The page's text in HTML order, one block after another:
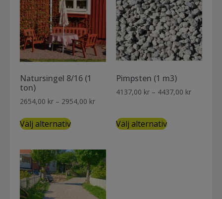
Natursingel 8/16 (1
ton)
2654,00 kr – 2954,00 kr
Välj alternativ
Pimpsten (1 m3)
4137,00 kr – 4437,00 kr
Välj alternativ